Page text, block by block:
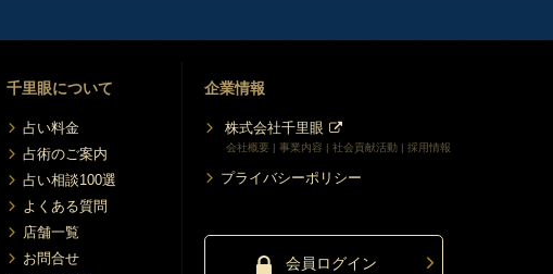
千里眼について
占い料金
占術のご案内
占い相談100選
よくある質問
店舗一覧
お問合せ
企業情報
株式会社千里眼
会社概要 | 事業内容 | 社会貢献活動 | 採用情報
プライバシーポリシー
会員ログイン